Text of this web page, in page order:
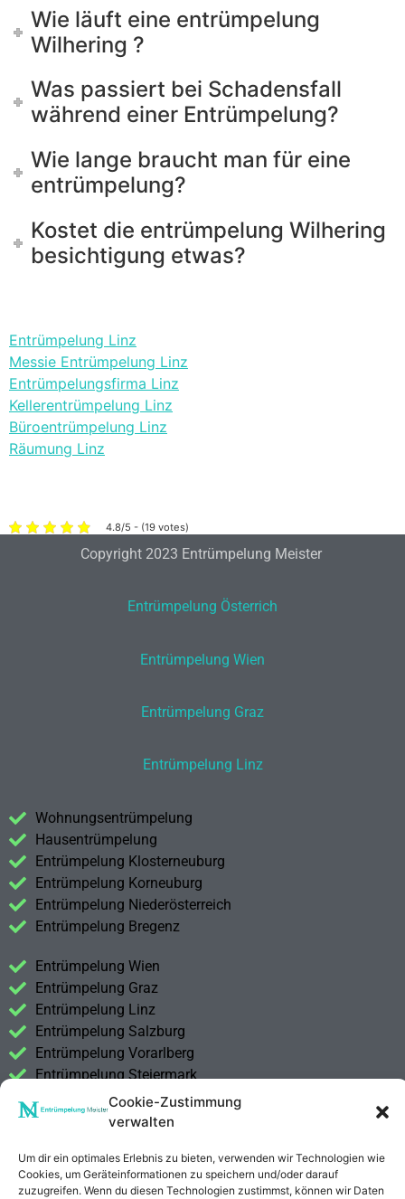
Cookie-Zustimmung
verwalten
Um dir ein optimales Erlebnis zu bieten, verwenden wir Technologien wie
Cookies, um Geräteinformationen zu speichern und/oder darauf
zuzugreifen. Wenn du diesen Technologien zustimmst, können wir Daten
Wie läuft eine entrümpelung
Wilhering ?
Was passiert bei Schadensfall
während einer Entrümpelung?
Wie lange braucht man für eine
entrümpelung?
Kostet die entrümpelung Wilhering
besichtigung etwas?
Entrümpelung Linz
Messie Entrümpelung Linz
Entrümpelungsfirma Linz
Kellerentrümpelung Linz
Büroentrümpelung Linz
Räumung Linz
4.8/5 - (19 votes)
Copyright 2023 Entrümpelung Meister
Entrümpelung Österrich
Entrümpelung Wien
Entrümpelung Graz
Entrümpelung Linz
Wohnungsentrümpelung
Hausentrümpelung
Entrümpelung Klosterneuburg
Entrümpelung Korneuburg
Entrümpelung Niederösterreich
Entrümpelung Bregenz
Entrümpelung Wien
Entrümpelung Graz
Entrümpelung Linz
Entrümpelung Salzburg
Entrümpelung Vorarlberg
Entrümpelung Steiermark
Kontakt
Datenschutzerklärung